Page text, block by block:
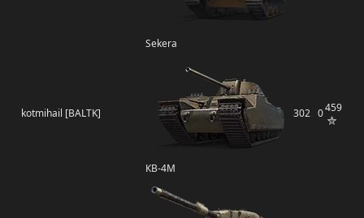
Sekera
kotmihail [BALTK]
КВ-4М
302 0459